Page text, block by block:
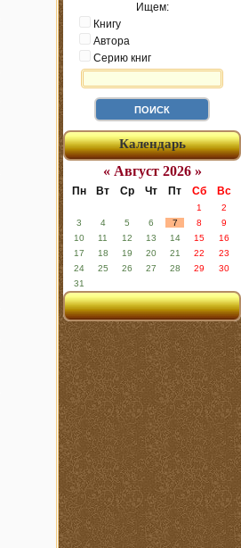
Ищем:
Книгу
Автора
Серию книг
Календарь
« Август 2026 »
Пн Вт Ср Чт Пт Сб Вс
1
2
3
4 5 6 7 8
9
10
11 12 13 14 15
16
17
18 19 20 21 22
23
24
25 26 27 28 29
30
31